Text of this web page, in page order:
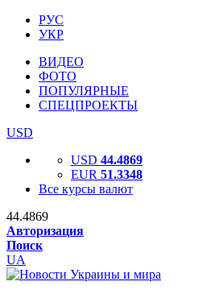
РУС
УКР
ВИДЕО
ФОТО
ПОПУЛЯРНЫЕ
СПЕЦПРОЕКТЫ
USD
USD 44.4869
EUR 51.3348
Все курсы валют
44.4869
Авторизация
Поиск
UA